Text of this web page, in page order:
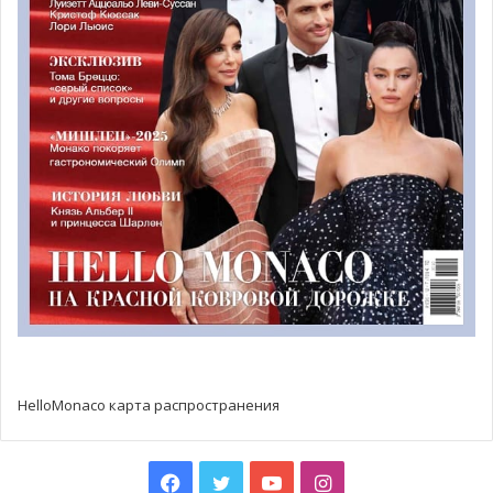
единогласно заявили, что безопасность выходит на
первое место там, где существует хоть малейшая
вероятность движения или оползня. Эксперты по
безопасности выбрали в качестве приоритетных два
«навеса» возле входа в пещеру Обсерватории — один,
где валуны подвергают опасности лестницу и дорожку,
а другой может повлиять на стабильность группы пальм.
Никто не знает, сколько времени потребуется, чтобы
удалить нестабильные участки, а затем заново их
реконструировать, ведь искусственные валуны
соединены с настоящей скалой. Эта сложнейшая задача
Удаление неустойчивой породы и стабилизация
настоящих валунов — первый этап реконструкции
HelloMonaco карта распространения
Facebook
TwitterYouTubeInstagram